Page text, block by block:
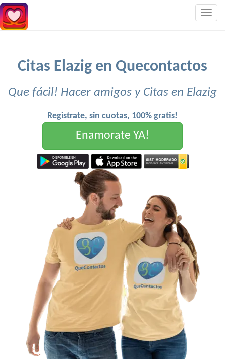
Citas Elazig en Quecontactos
Que fácil! Hacer amigos y Citas en Elazig
Registrate, sin cuotas, 100% gratis!
Enamorate YA!